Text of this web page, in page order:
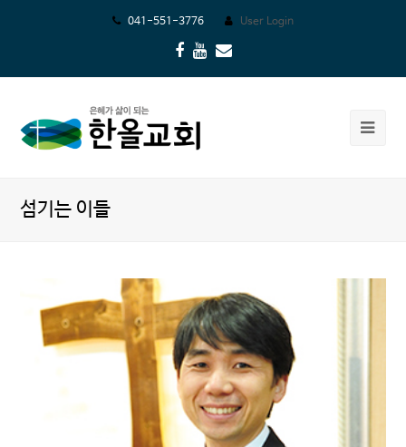
041-551-3776 User Login
Facebook
Youtube
Email
섬기는 이들